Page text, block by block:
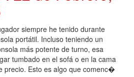
siempre he tenido durante
portátil. Incluso teniendo un
más potente de turno, esa
tumbado en el sofá o en la cama
precio. Esto es algo que comenc�